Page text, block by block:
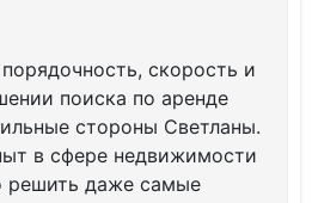
скорость и
поиска по аренде
стороны Светланы.
в сфере недвижимости
решить даже самые